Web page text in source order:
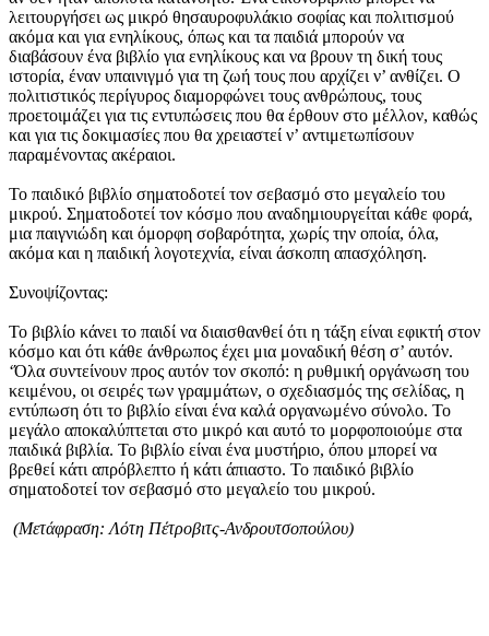
λειτουργήσει ως μικρό θησαυροφυλάκιο σοφίας και πολιτισμού
ακόμα και για ενηλίκους, όπως και τα παιδιά μπορούν να
διαβάσουν ένα βιβλίο για ενηλίκους και να βρουν τη δική τους
ιστορία, έναν υπαινιγμό για τη ζωή τους που αρχίζει ν’ ανθίζει. Ο
πολιτιστικός περίγυρος διαμορφώνει τους ανθρώπους, τους
προετοιμάζει για τις εντυπώσεις που θα έρθουν στο μέλλον, καθώς
και για τις δοκιμασίες που θα χρειαστεί ν’ αντιμετωπίσουν
παραμένοντας ακέραιοι.
Το παιδικό βιβλίο σηματοδοτεί τον σεβασμό στο μεγαλείο του
μικρού. Σηματοδοτεί τον κόσμο που αναδημιουργείται κάθε φορά,
μια παιγνιώδη και όμορφη σοβαρότητα, χωρίς την οποία, όλα,
ακόμα και η παιδική λογοτεχνία, είναι άσκοπη απασχόληση.
Συνοψίζοντας:
Το βιβλίο κάνει το παιδί να διαισθανθεί ότι η τάξη είναι εφικτή στον
κόσμο και ότι κάθε άνθρωπος έχει μια μοναδική θέση σ’ αυτόν.
‘Όλα συντείνουν προς αυτόν τον σκοπό: η ρυθμική οργάνωση του
κειμένου, οι σειρές των γραμμάτων, ο σχεδιασμός της σελίδας, η
εντύπωση ότι το βιβλίο είναι ένα καλά οργανωμένο σύνολο. Το
μεγάλο αποκαλύπτεται στο μικρό και αυτό το μορφοποιούμε στα
παιδικά βιβλία. Το βιβλίο είναι ένα μυστήριο, όπου μπορεί να
βρεθεί κάτι απρόβλεπτο ή κάτι άπιαστο. Το παιδικό βιβλίο
σηματοδοτεί τον σεβασμό στο μεγαλείο του μικρού.
(Μετάφραση: Λότη Πέτροβιτς-Ανδρουτσοπούλου)